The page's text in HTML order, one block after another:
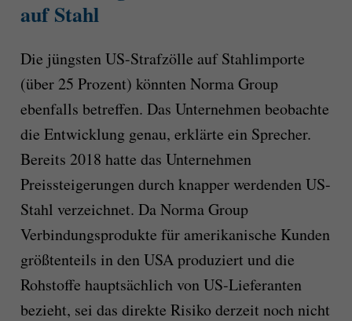
auf Stahl
Die jüngsten US-Strafzölle auf Stahlimporte
(über 25 Prozent) könnten Norma Group
ebenfalls betreffen. Das Unternehmen beobachte
die Entwicklung genau, erklärte ein Sprecher.
Bereits 2018 hatte das Unternehmen
Preissteigerungen durch knapper werdenden US-
Stahl verzeichnet. Da Norma Group
Verbindungsprodukte für amerikanische Kunden
größtenteils in den USA produziert und die
Rohstoffe hauptsächlich von US-Lieferanten
bezieht, sei das direkte Risiko derzeit noch nicht